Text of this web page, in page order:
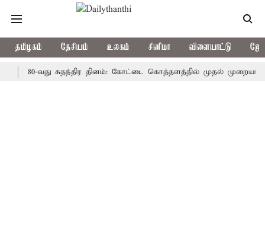
தமிழகம் தேசியம் உலகம் சினிமா விளையாட்டு
80-வது சுதந்திர தினம்: கோட்டை கொத்தளத்தில் முதல் முறையாக